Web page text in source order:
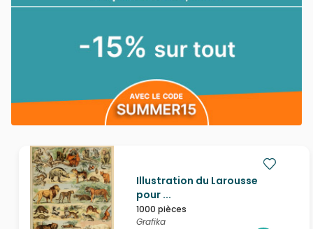
Illustration du Larousse
pour ...
1000 pièces
Grafika